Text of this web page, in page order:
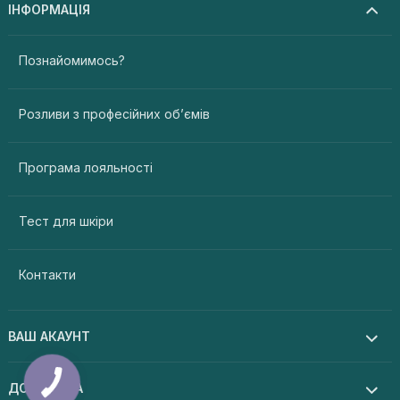
ІНФОРМАЦІЯ
Познайомимось?
Розливи з професійних об’ємів
Програма лояльності
Тест для шкіри
Контакти
ВАШ АКАУНТ
ДОПОМОГА